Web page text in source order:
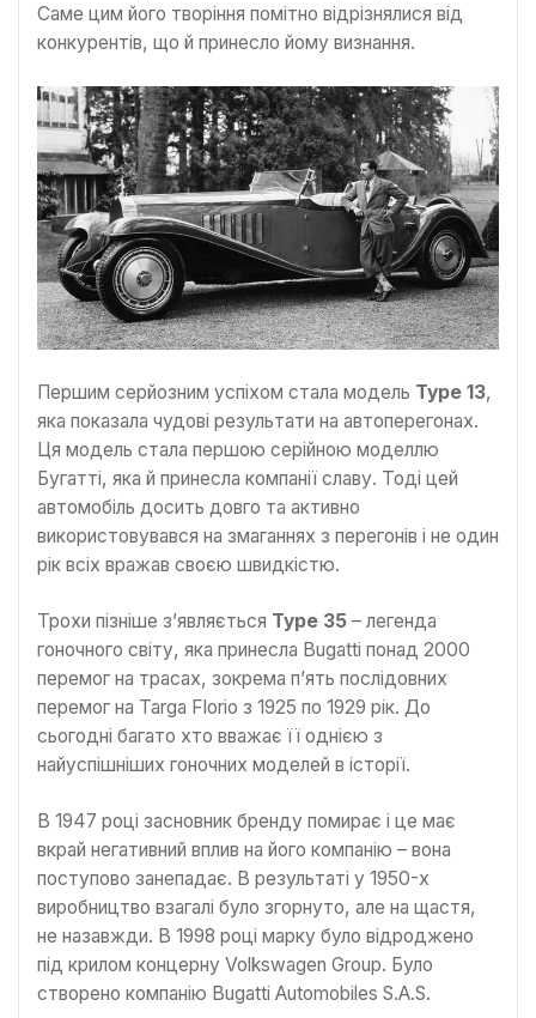
Саме цим його творіння помітно відрізнялися від
конкурентів, що й принесло йому визнання.
Першим серйозним успіхом стала модель Type 13,
яка показала чудові результати на автоперегонах.
Ця модель стала першою серійною моделлю
Бугатті, яка й принесла компанії славу. Тоді цей
автомобіль досить довго та активно
використовувався на змаганнях з перегонів і не один
рік всіх вражав своєю швидкістю.
Трохи пізніше з’являється Type 35 – легенда
гоночного світу, яка принесла Bugatti понад 2000
перемог на трасах, зокрема п’ять послідовних
перемог на Targa Florio з 1925 по 1929 рік. До
сьогодні багато хто вважає її однією з
найуспішніших гоночних моделей в історії.
В 1947 році засновник бренду помирає і це має
вкрай негативний вплив на його компанію – вона
поступово занепадає. В результаті у 1950-х
виробництво взагалі було згорнуто, але на щастя,
не назавжди. В 1998 році марку було відроджено
під крилом концерну Volkswagen Group. Було
створено компанію Bugatti Automobiles S.A.S.